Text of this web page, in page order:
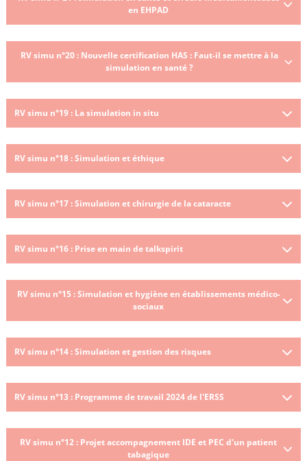
en EHPAD
RV simu n°20 : Nouvelle certification HAS : Faut-il se mettre à la
simulation en santé ?
RV simu n°19 : La simulation in situ
RV simu n°18 : Simulation et éthique
RV simu n°17 : Simulation et chirurgie de la cataracte
RV simu n°16 : Prise en main de talkspirit
RV simu n°15 : Simulation et hygiène en établissements médico-
sociaux
RV simu n°14 : Simulation et gestion des risques
RV simu n°13 : Programme de travail 2024 de l'ERSS
RV simu n°12 : Projet accompagnement IDE et PEC d'un patient
tabagique